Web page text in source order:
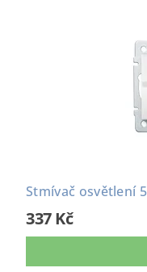
Stmívač osvětlení
337 Kč